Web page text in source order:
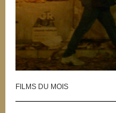
FILMS DU MOIS